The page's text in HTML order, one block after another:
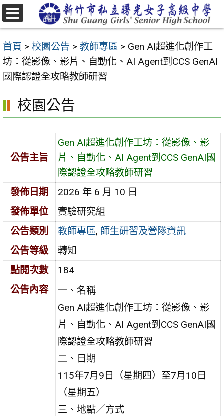
跳
至
要
內
容
首頁 > 校園公告 > 教師專區 > Gen AI超進化創作工
坊：從影像、影片、自動化、AI Agent到CCS GenAI
國際認證全攻略教師研習
校園公告
公告主旨
Gen AI超進化創作工坊：從影像、影
片、自動化、AI Agent到CCS GenAI國
際認證全攻略教師研習
發佈日期
2026 年 6 月 10 日
發佈單位
實驗研究組
公告類別
教師專區, 師生研習及營隊資訊
公告等級
轉知
點閱次數
184
公告內容
一、名稱
Gen AI超進化創作工坊：從影像、影
片、自動化、AI Agent到CCS GenAI國
際認證全攻略教師研習
二、日期
115年7月9日（星期四）至7月10日
（星期五）
三、地點／方式
選
單